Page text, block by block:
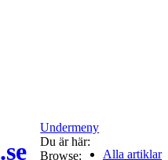
Undermeny
Alla artiklar
Du är här:
Browse: